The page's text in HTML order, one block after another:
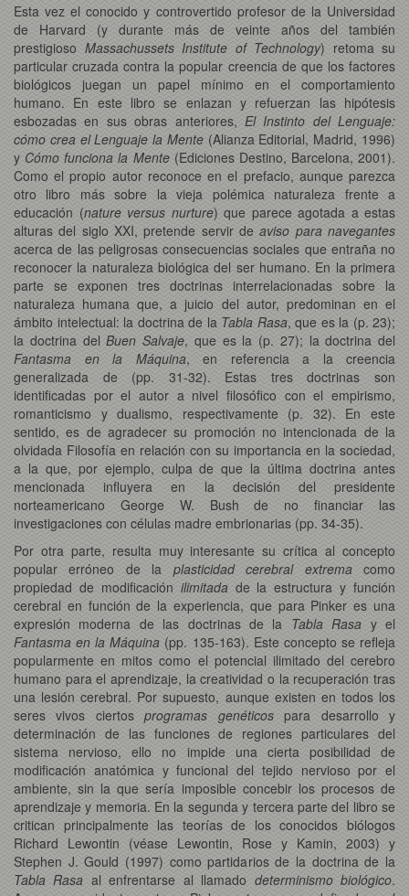
Esta vez el conocido y controvertido profesor de la Universidad
de Harvard (y durante más de veinte años del también
prestigioso Massachussets Institute of Technology) retoma su
particular cruzada contra la popular creencia de que los factores
biológicos juegan un papel mínimo en el comportamiento
humano. En este libro se enlazan y refuerzan las hipótesis
esbozadas en sus obras anteriores, El Instinto del Lenguaje:
cómo crea el Lenguaje la Mente(Alianza Editorial, Madrid, 1996)
y Cómo funciona la Mente (Ediciones Destino, Barcelona, 2001).
Como el propio autor reconoce en el prefacio, aunque parezca
otro libro más sobre la vieja polémica naturaleza frente a
educación (nature versus nurture) que parece agotada a estas
alturas del siglo XXI, pretende servir deaviso para navegantes
acerca de las peligrosas consecuencias sociales que entraña no
reconocer la naturaleza biológica del ser humano. En la primera
parte se exponen tres doctrinas interrelacionadas sobre la
naturaleza humana que, a juicio del autor, predominan en el
ámbito intelectual: la doctrina de la Tabla Rasa, que es la (p. 23);
la doctrina delBuen Salvaje, que es la (p. 27); la doctrina del
Fantasma en la Máquina, en referencia a la creencia
generalizada de (pp. 31-32). Estas tres doctrinas son
identificadas por el autor a nivel filosófico con el empirismo,
romanticismo y dualismo, respectivamente (p. 32). En este
sentido, es de agradecer su promoción no intencionada de la
olvidada Filosofía en relación con su importancia en la sociedad,
a la que, por ejemplo, culpa de que la última doctrina antes
mencionada influyera en la decisión del presidente
norteamericano George W. Bush de no financiar las
investigaciones con células madre embrionarias (pp. 34-35).
Por otra parte, resulta muy interesante su crítica al concepto
popular erróneo de la plasticidad cerebral extrema como
propiedad de modificación ilimitada de la estructura y función
cerebral en función de la experiencia, que para Pinker es una
expresión moderna de las doctrinas de la Tabla Rasa y el
Fantasma en la Máquina (pp. 135-163). Este concepto se refleja
popularmente en mitos como el potencial ilimitado del cerebro
humano para el aprendizaje, la creatividad o la recuperación tras
una lesión cerebral. Por supuesto, aunque existen en todos los
seres vivos ciertosprogramas genéticospara desarrollo y
determinación de las funciones de regiones particulares del
sistema nervioso, ello no impide una cierta posibilidad de
modificación anatómica y funcional del tejido nervioso por el
ambiente, sin la que sería imposible concebir los procesos de
aprendizaje y memoria. En la segunda y tercera parte del libro se
critican principalmente las teorías de los conocidos biólogos
Richard Lewontin (véase Lewontin, Rose y Kamin, 2003) y
Stephen J. Gould (1997) como partidarios de la doctrina de la
Tabla Rasa al enfrentarse al llamado determinismo biológico.